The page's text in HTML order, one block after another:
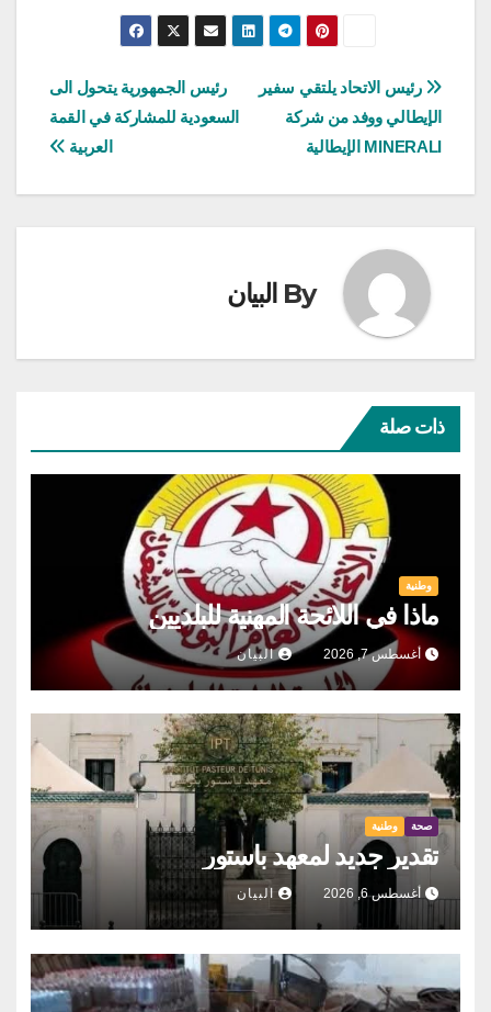
تصفّح
المقالات
رئيس الجمهورية يتحول الى
السعودية للمشاركة في القمة
العربية
رئيس الاتحاد يلتقي سفير
الإيطالي ووفد من شركة
MINERALI الإيطالية
By البيان
ذات صلة
وطنية
ماذا في اللائحة المهنية للبلديين
أغسطس 7, 2026 البيان
صحة وطنية
تقدير جديد لمعهد باستور
أغسطس 6, 2026 البيان